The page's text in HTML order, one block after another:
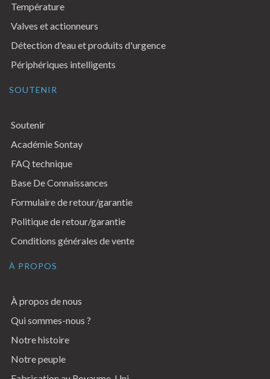
Température
Valves et actionneurs
Détection d'eau et produits d'urgence
Périphériques intelligents
SOUTENIR
Soutenir
Académie Sontay
FAQ technique
Base De Connaissances
Formulaire de retour/garantie
Politique de retour/garantie
Conditions générales de vente
À PROPOS
À propos de nous
Qui sommes-nous ?
Notre histoire
Notre peuple